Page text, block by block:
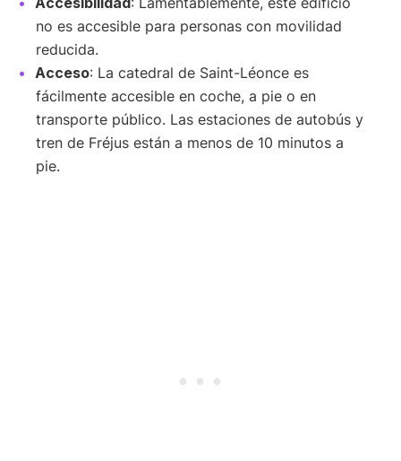
no es accesible para personas con movilidad
reducida.
Acceso: La catedral de Saint-Léonce es
fácilmente accesible en coche, a pie o en
transporte público. Las estaciones de autobús y
tren de Fréjus están a menos de 10 minutos a
pie.